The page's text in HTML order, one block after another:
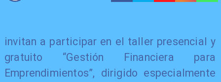
invitan a participar en el taller presencial y
gratuito “Gestión Financiera para
Emprendimientos”, dirigido especialmente